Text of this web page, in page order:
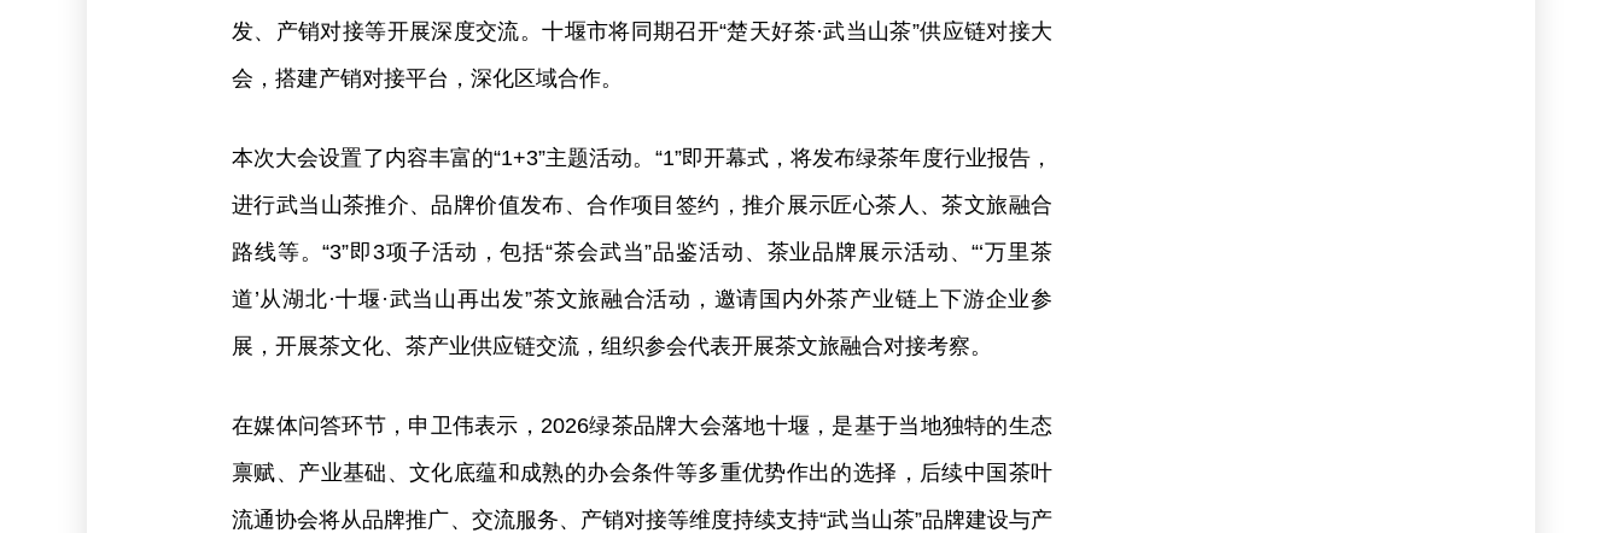
发、产销对接等开展深度交流。十堰市将同期召开“楚天好茶·武当山茶”供应链对接大
会，搭建产销对接平台，深化区域合作。
本次大会设置了内容丰富的“1+3”主题活动。“1”即开幕式，将发布绿茶年度行业报告，
进行武当山茶推介、品牌价值发布、合作项目签约，推介展示匠心茶人、茶文旅融合
路线等。“3”即3项子活动，包括“茶会武当”品鉴活动、茶业品牌展示活动、“‘万里茶
道’从湖北·十堰·武当山再出发”茶文旅融合活动，邀请国内外茶产业链上下游企业参
展，开展茶文化、茶产业供应链交流，组织参会代表开展茶文旅融合对接考察。
在媒体问答环节，申卫伟表示，2026绿茶品牌大会落地十堰，是基于当地独特的生态
禀赋、产业基础、文化底蕴和成熟的办会条件等多重优势作出的选择，后续中国茶叶
流通协会将从品牌推广、交流服务、产销对接等维度持续支持“武当山茶”品牌建设与产